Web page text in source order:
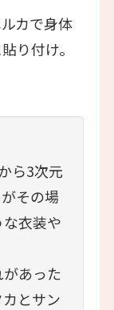
カで身体
り付け。
ら3次元
その場
衣装や
あった
とサン